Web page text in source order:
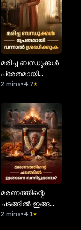
മരിച്ച ബന്ധുക്കൾ
പ്രേതമായി
വന്നാൽ
2 mins•4.7★
മരണത്തിന്റെ
ചടങ്ങിൽ ഇങ്ങനെ
വന്നിട്ടുണ്ടോ?
2 mins•4.1★